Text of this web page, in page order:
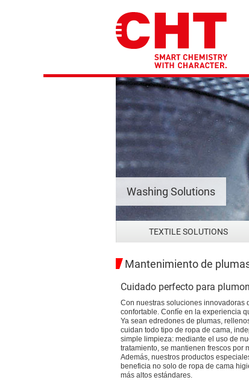
Washing Solutions
TEXTILE SOLUTIONS
Mantenimiento de
Cuidado perfecto para
Con nuestras soluciones innovadoras
confortable. Confíe en la experiencia
Ya sean edredones de plumas,
cuidan todo tipo de ropa de cama,
simple limpieza: mediante el uso de
tratamiento, se mantienen frescos por
Además, nuestros productos
beneficia no solo de ropa de cama
más altos estándares.